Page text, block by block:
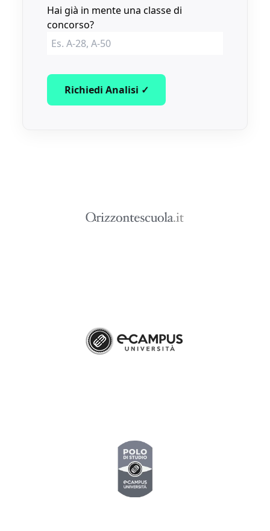
Hai già in mente una classe di
concorso?
Richiedi Analisi ✓